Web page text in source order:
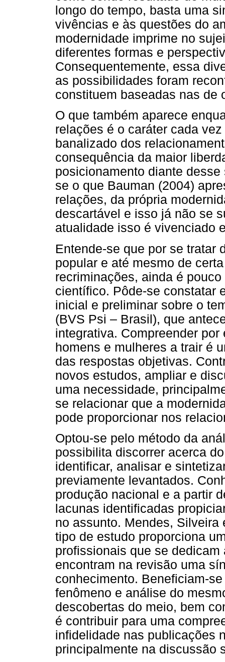
longo do tempo, basta uma
vivências e às questões do
modernidade imprime no
diferentes formas e
Consequentemente, essa
as possibilidades foram
constituem baseadas nas de
O que também aparece
relações é o caráter cada
banalizado dos
consequência da maior
posicionamento diante
se o que Bauman (2004)
relações, da própria
descartável e isso já não se
atualidade isso é vivenciado
Entende-se que por se tratar
popular e até mesmo de
recriminações, ainda é
científico. Pôde-se constatar
inicial e preliminar sobre o
(BVS Psi – Brasil), que
integrativa. Compreender
homens e mulheres a trair é
das respostas objetivas.
novos estudos, ampliar e
uma necessidade,
se relacionar que a
pode proporcionar nos
Optou-se pelo método da
possibilita discorrer acerca
identificar, analisar e
previamente levantados.
produção nacional e a partir
lacunas identificadas
no assunto. Mendes,
tipo de estudo proporciona
profissionais que se
encontram na revisão uma
conhecimento. Beneficiam-
fenômeno e análise do
descobertas do meio, bem
é contribuir para uma
infidelidade nas publicações
principalmente na discussão